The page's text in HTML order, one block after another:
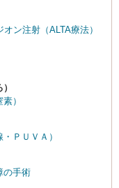
オン注射（ALTA療法）
）
ＰＵＶＡ）
の手術